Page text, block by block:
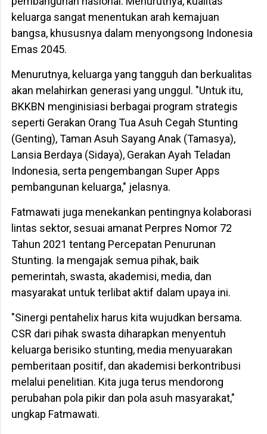
keluarga sangat menentukan arah kemajuan
bangsa, khususnya dalam menyongsong Indonesia
Emas 2045.
Menurutnya, keluarga yang tangguh dan berkualitas
akan melahirkan generasi yang unggul. "Untuk itu,
BKKBN menginisiasi berbagai program strategis
seperti Gerakan Orang Tua Asuh Cegah Stunting
(Genting), Taman Asuh Sayang Anak (Tamasya),
Lansia Berdaya (Sidaya), Gerakan Ayah Teladan
Indonesia, serta pengembangan Super Apps
pembangunan keluarga," jelasnya.
Fatmawati juga menekankan pentingnya kolaborasi
lintas sektor, sesuai amanat Perpres Nomor 72
Tahun 2021 tentang Percepatan Penurunan
Stunting. Ia mengajak semua pihak, baik
pemerintah, swasta, akademisi, media, dan
masyarakat untuk terlibat aktif dalam upaya ini.
"Sinergi pentahelix harus kita wujudkan bersama.
CSR dari pihak swasta diharapkan menyentuh
keluarga berisiko stunting, media menyuarakan
pemberitaan positif, dan akademisi berkontribusi
melalui penelitian. Kita juga terus mendorong
perubahan pola pikir dan pola asuh masyarakat,"
ungkap Fatmawati.